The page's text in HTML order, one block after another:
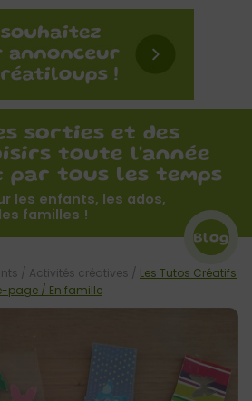
sorties et des
toute l'année
par tous les temps
les enfants, les ados,
familles !
Blog
/ Activités créatives / Les Tutos Créatifs
page / En famille